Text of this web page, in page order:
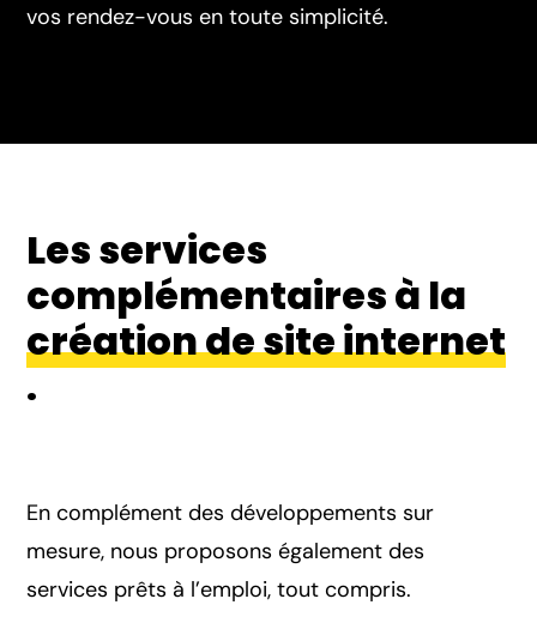
vos rendez-vous en toute simplicité.
Les services
complémentaires à la
création de site internet
.
En complément des développements sur
mesure, nous proposons également des
services prêts à l’emploi, tout compris.